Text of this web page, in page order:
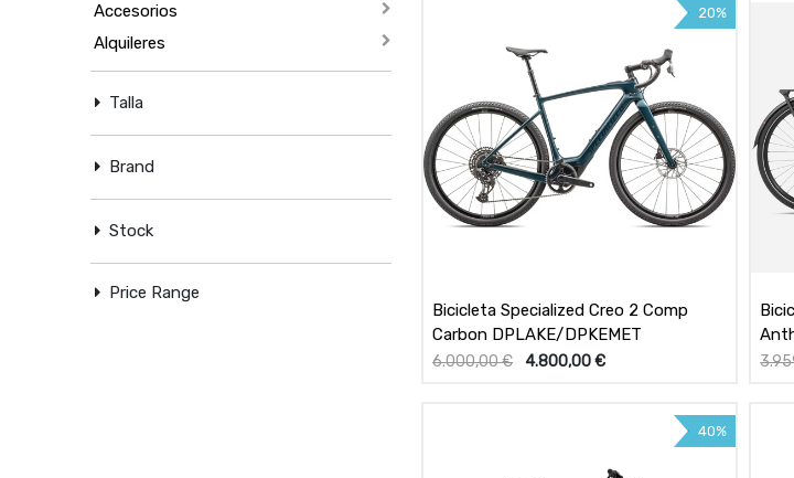
Accesorios
Alquileres
Talla
Brand
Stock
Price Range
20%
Bicicleta Specialized Creo 2 Comp
Carbon DPLAKE/DPKEMET
6.000,00€ 4.800,00€
40%